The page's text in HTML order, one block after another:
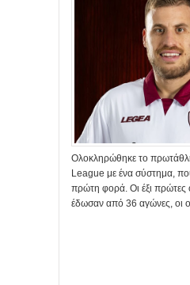
Ολοκληρώθηκε το
League με ένα σύστημα,
πρώτη φορά. Οι έξι πρώτες
έδωσαν από 36 αγώνες, οι